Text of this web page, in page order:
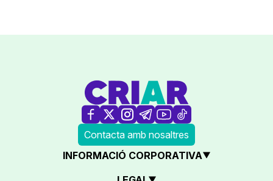
Contacta amb nosaltres
INFORMACIÓ CORPORATIVA